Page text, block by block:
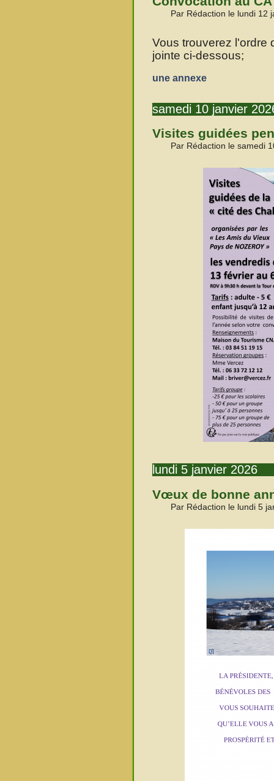
Par Rédaction le lundi 12
Vous trouverez l'ordre
jointe ci-dessous;
une annexe
samedi 10 janvier
Visites guidées
Par Rédaction le samedi
lundi 5 janvier 2026
Vœux de bonne
Par Rédaction le lundi 5